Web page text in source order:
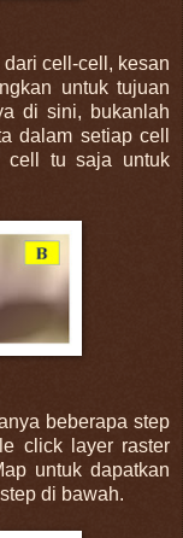
cell-cell, kesan
untuk tujuan
di sini, bukanlah
dalam setiap cell
cell tu saja untuk
beberapa step
click layer raster
untuk dapatkan
di bawah.